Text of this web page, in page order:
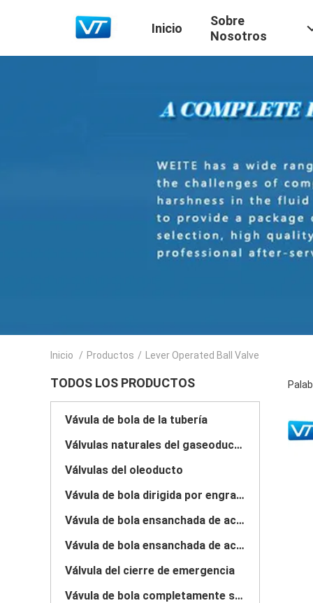
Inicio
Sobre
Nosotros
Inicio / Productos / Lever Operated Ball Valve
TODOS LOS PRODUCTOS
Vávula de bola de la tubería
Válvulas naturales del gaseoducto
Válvulas del oleoducto
Vávula de bola dirigida por engranaje
Vávula de bola ensanchada de acero de carbono
Vávula de bola ensanchada de acero inoxidable
Válvula del cierre de emergencia
Vávula de bola completamente soldada con autógena